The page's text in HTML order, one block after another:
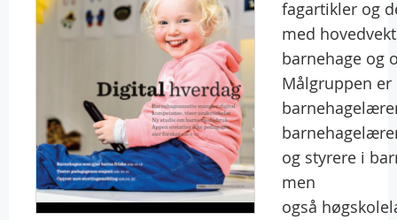
fagartikler og
med
barnehage og
Målgruppen er
og styrere i
men
også